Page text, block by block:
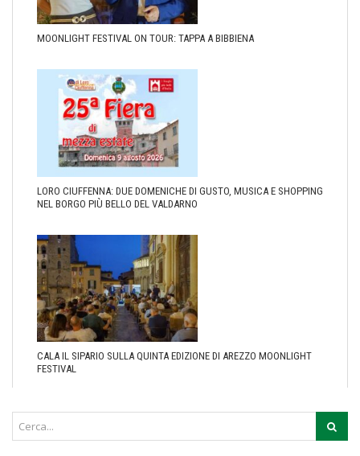
MOONLIGHT FESTIVAL ON TOUR: TAPPA A BIBBIENA
LORO CIUFFENNA: DUE DOMENICHE DI GUSTO, MUSICA E SHOPPING
NEL BORGO PIÙ BELLO DEL VALDARNO
CALA IL SIPARIO SULLA QUINTA EDIZIONE DI AREZZO MOONLIGHT
FESTIVAL